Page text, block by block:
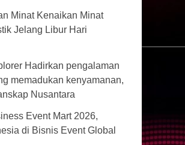
Minat Kenaikan Minat
Jelang Libur Hari
Hadirkan pengalaman
memadukan kenyamanan,
Nusantara
Event Mart 2026,
di Bisnis Event Global